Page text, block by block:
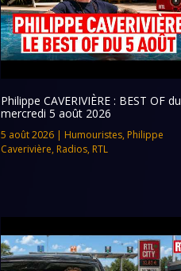
Philippe CAVERIVIÈRE : BEST OF du
mercredi 5 août 2026
5 août 2026| Humouristes, Philippe
Caverivière, Radios, RTL